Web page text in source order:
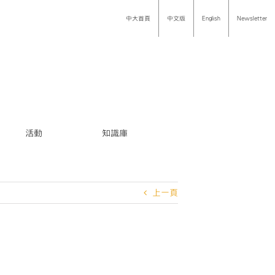
中大首頁 中文版 English Newsletter
活動 知識庫
上一頁